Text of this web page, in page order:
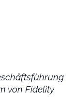
von Fidelity